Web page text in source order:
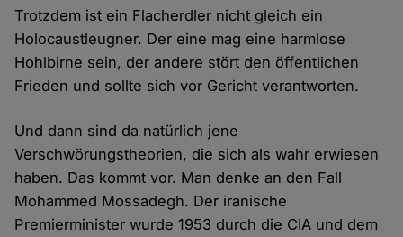
Trotzdem ist ein Flacherdler nicht gleich ein
Holocaustleugner. Der eine mag eine harmlose
Hohlbirne sein, der andere stört den öffentlichen
Frieden und sollte sich vor Gericht verantworten.
Und dann sind da natürlich jene
Verschwörungstheorien, die sich als wahr erwiesen
haben. Das kommt vor. Man denke an den Fall
Mohammed Mossadegh. Der iranische
Premierminister wurde 1953 durch die CIA und dem